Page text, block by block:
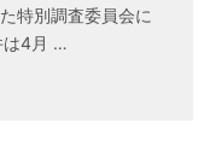
特別調査委員会に
は4月 …